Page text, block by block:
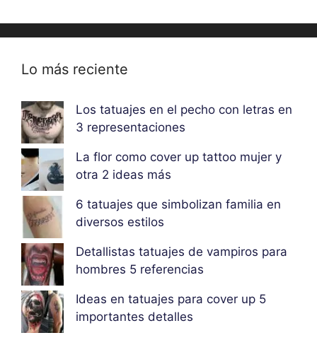
Lo más reciente
Los tatuajes en el pecho con letras en
3 representaciones
La flor como cover up tattoo mujer y
otra 2 ideas más
6 tatuajes que simbolizan familia en
diversos estilos
Detallistas tatuajes de vampiros para
hombres 5 referencias
Ideas en tatuajes para cover up 5
importantes detalles